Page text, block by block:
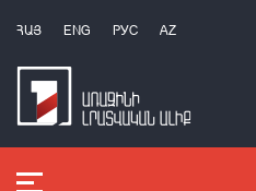
ՀԱՅ ENG РУС AZ